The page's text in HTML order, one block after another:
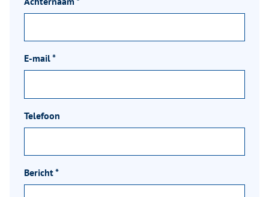
E-mail*
Telefoon
Bericht*